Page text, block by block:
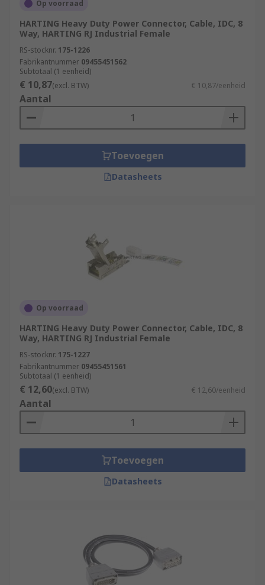
Op voorraad
HARTING Heavy Duty Power Connector, Cable, IDC, 8
Way, HARTING RJ Industrial Female
RS-stocknr. 175-1226
Fabrikantnummer 09455451562
Subtotaal (1 eenheid)
€ 10,87(excl. BTW) € 10,87/eenheid
Aantal
Toevoegen
Datasheets
Op voorraad
HARTING Heavy Duty Power Connector, Cable, IDC, 8
Way, HARTING RJ Industrial Female
RS-stocknr. 175-1227
Fabrikantnummer 09455451561
Subtotaal (1 eenheid)
€ 12,60(excl. BTW) € 12,60/eenheid
Aantal
Toevoegen
Datasheets